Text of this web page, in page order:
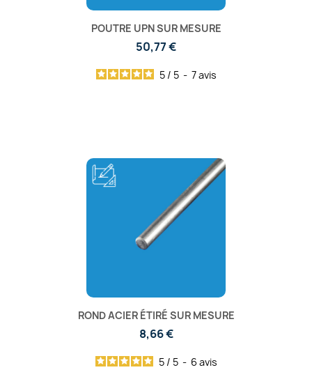
POUTRE UPN SUR MESURE
50,77 €
5 / 5 - 7avis
ROND ACIER ÉTIRÉ SUR MESURE
8,66 €
5 / 5 - 6 avis